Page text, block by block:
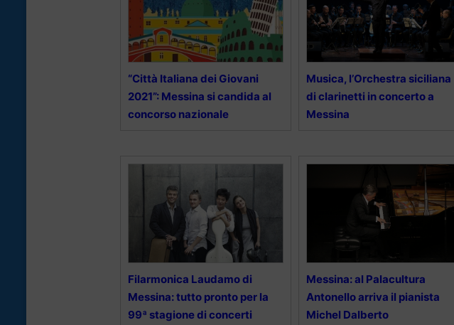
“Città Italiana dei Giovani
2021”: Messina si candida al
concorso nazionale
Musica, l’Orchestra siciliana
di clarinetti in concerto a
Messina
Filarmonica Laudamo di
Messina: tutto pronto per la
99ª stagione di concerti
Messina: al Palacultura
Antonello arriva il pianista
Michel Dalberto